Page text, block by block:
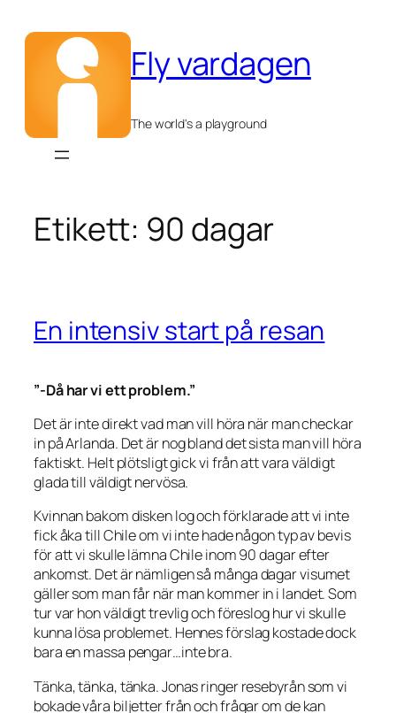
innehåll
Fly vardagen
The world's a playground
Etikett: 90 dagar
En intensiv start på resan
”-Då har vi ett problem.”
Det är inte direkt vad man vill höra när man checkar
in på Arlanda. Det är nog bland det sista man vill höra
faktiskt. Helt plötsligt gick vi från att vara väldigt
glada till väldigt nervösa.
Kvinnan bakom disken log och förklarade att vi inte
fick åka till Chile om vi inte hade någon typ av bevis
för att vi skulle lämna Chile inom 90 dagar efter
ankomst. Det är nämligen så många dagar visumet
gäller som man får när man kommer in i landet. Som
tur var hon väldigt trevlig och föreslog hur vi skulle
kunna lösa problemet. Hennes förslag kostade dock
bara en massa pengar…inte bra.
Tänka, tänka, tänka. Jonas ringer resebyrån som vi
bokade våra biljetter från och frågar om de kan